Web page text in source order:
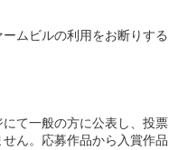
ムビルの利用をお断りする
て一般の方に公表し、投票
ん。応募作品から入賞作品